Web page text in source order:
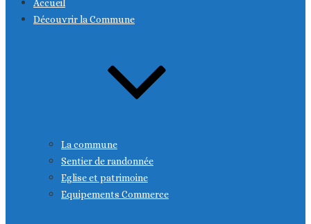
Accueil
Découvrir la Commune
La commune
Sentier de randonnée
Eglise et patrimoine
Equipements Commerce